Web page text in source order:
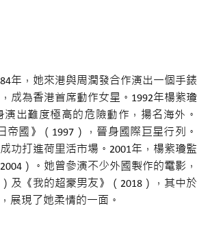
年，她來港與周潤發合作演出一個手錶
成為香港首席動作女星。1992年楊紫瓊
出難度極高的危險動作，揚名海外。
國》（1997），晉身國際巨星行列。
功打進荷里活市場。2001年，楊紫瓊監
）。她曾參演不少外國製作的電影，
及《我的超豪男友》（2018），其中於
展現了她柔情的一面。